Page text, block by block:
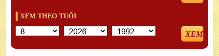
XEM THEO TUỔI
XEM